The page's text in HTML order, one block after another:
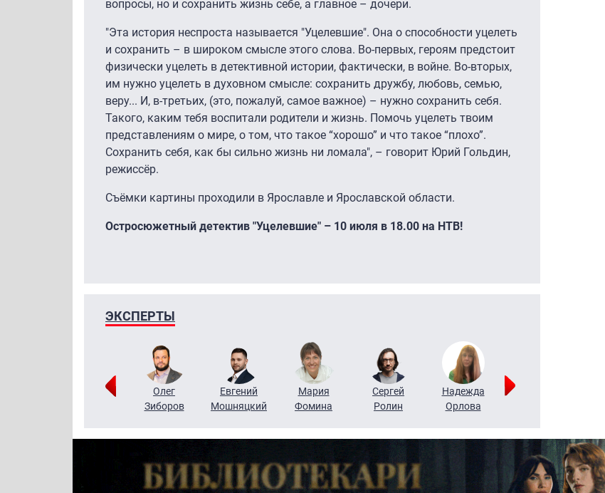
вопросы, но и сохранить жизнь себе, а главное – дочери.
"Эта история неспроста называется "Уцелевшие". Она о способности уцелеть
и сохранить – в широком смысле этого слова. Во-первых, героям предстоит
физически уцелеть в детективной истории, фактически, в войне. Во-вторых,
им нужно уцелеть в духовном смысле: сохранить дружбу, любовь, семью,
веру... И, в-третьих, (это, пожалуй, самое важное) – нужно сохранить себя.
Такого, каким тебя воспитали родители и жизнь. Помочь уцелеть твоим
представлениям о мире, о том, что такое “хорошо” и что такое “плохо”.
Сохранить себя, как бы сильно жизнь ни ломала", – говорит Юрий Гольдин,
режиссёр.
Съёмки картины проходили в Ярославле и Ярославской области.
Остросюжетный детектив "Уцелевшие" – 10 июля в 18.00 на НТВ!
ЭКСПЕРТЫ
Григорий
Олег
Зиборов
Евгений
Мошняцкий
Мария
Фомина
Сергей
Ролин
Надежда
Орлова